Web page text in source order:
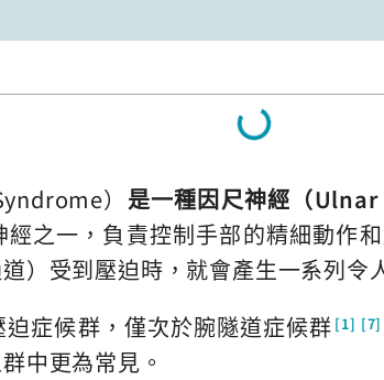
） 是一種因尺神經（
經之一，負責控制手部的精細動作
）受到壓迫時，就會產生一系列令
症候群，僅次於腕隧道症候群 [1] [7]
中更為常見。